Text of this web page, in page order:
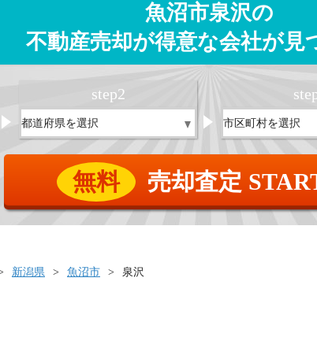
魚沼市泉沢の
不動産売却が得意な会社が見
step2
無料 売却査定
新潟県 魚沼市 泉沢